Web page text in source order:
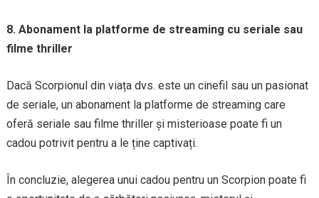
8. Abonament la platforme de streaming cu seriale sau
filme thriller
Dacă Scorpionul din viața dvs. este un cinefil sau un pasionat
de seriale, un abonament la platforme de streaming care
oferă seriale sau filme thriller și misterioase poate fi un
cadou potrivit pentru a le ține captivați.
În concluzie, alegerea unui cadou pentru un Scorpion poate fi